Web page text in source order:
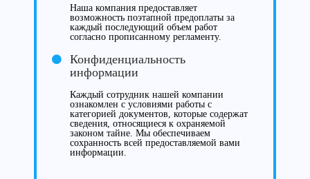
Наша компания предоставляет
возможность поэтапной предоплаты за
каждый последующий объем работ
согласно прописанному регламенту.
Конфиденциальность
информации
Каждый сотрудник нашей компании
ознакомлен с условиями работы с
категорией документов, которые содержат
сведения, относящиеся к охраняемой
законом тайне. Мы обеспечиваем
сохранность всей предоставляемой вами
информации.